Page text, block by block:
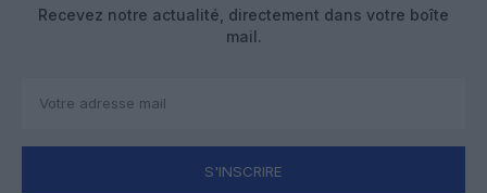
Recevez notre actualité, directement dans votre boîte
mail.
S'INSCRIRE